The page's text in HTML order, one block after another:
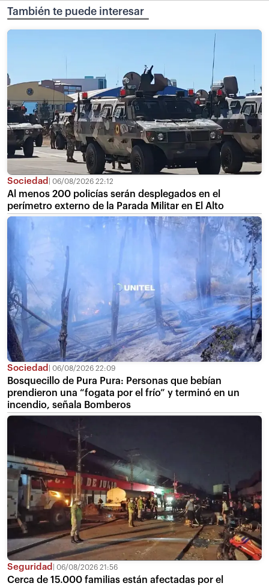
También te puede interesar
Sociedad 06/08/2026 22:12
Al menos 200 policías serán desplegados en el
perímetro externo de la Parada Militar en El Alto
Sociedad 06/08/2026 22:09
Bosquecillo de Pura Pura: Personas que bebían
prendieron una “fogata por el frío” y terminó en un
incendio, señala Bomberos
Seguridad 06/08/2026 21:56
Cerca de 15.000 familias están afectadas por el